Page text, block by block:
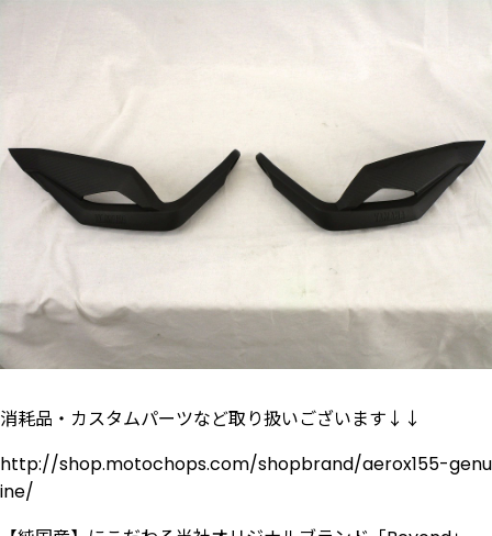
消耗品・カスタムパーツなど取り扱いございます↓↓
http://shop.motochops.com/shopbrand/aerox155-genu
ine/